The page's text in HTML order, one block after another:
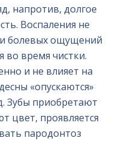
напротив, долгое
Воспаления не
болевых ощущений
во время чистки.
и не влияет на
«опускаются»
Зубы приобретают
цвет, проявляется
пародонтоз